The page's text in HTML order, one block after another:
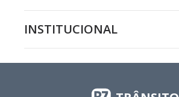
INSTITUCIONAL